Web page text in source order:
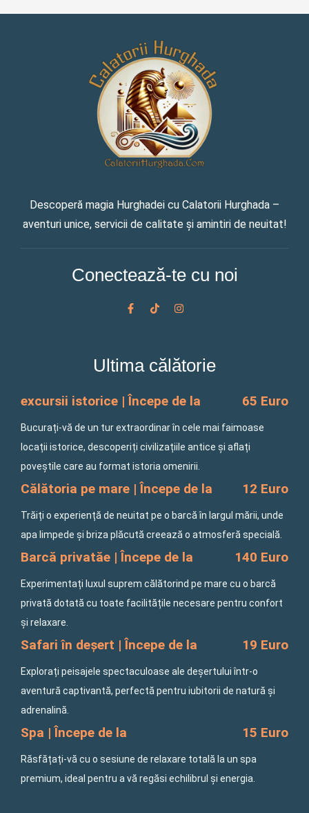
Descoperă magia Hurghadei cu Calatorii Hurghada –
aventuri unice, servicii de calitate și amintiri de neuitat!
Conectează-te cu noi
F
a
o
k
f
T
i
I
n
r
a
Ultima călătorie
excursii istorice | Începe de la 65 Euro
Bucurați-vă de un tur extraordinar în cele mai faimoase
locații istorice, descoperiți civilizațiile antice și aflați
poveștile care au format istoria omenirii.
Călătoria pe mare | Începe de la 12 Euro
Trăiți o experiență de neuitat pe o barcă în largul mării, unde
apa limpede și briza plăcută creează o atmosferă specială.
Barcă privatăe | Începe de la 140 Euro
Experimentați luxul suprem călătorind pe mare cu o barcă
privată dotată cu toate facilitățile necesare pentru confort
și relaxare.
Safari în deșert | Începe de la 19 Euro
Explorați peisajele spectaculoase ale deșertului într-o
aventură captivantă, perfectă pentru iubitorii de natură și
adrenalină.
Spa | Începe de la 15 Euro
Răsfățați-vă cu o sesiune de relaxare totală la un spa
premium, ideal pentru a vă regăsi echilibrul și energia.